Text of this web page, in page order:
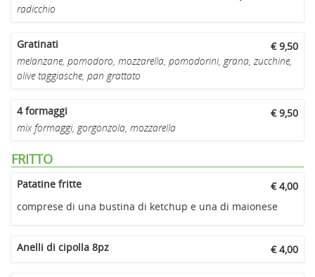
radicchio
Gratinati
€ 9,50
melanzane, pomodoro, mozzarella, pomodorini, grana, zucchine,
olive taggiasche, pan grattato
4 formaggi
€ 9,50
mix formaggi, gorgonzola, mozzarella
FRITTO
Patatine fritte
€ 4,00
comprese di una bustina di ketchup e una di maionese
Anelli di cipolla 8pz € 4,00